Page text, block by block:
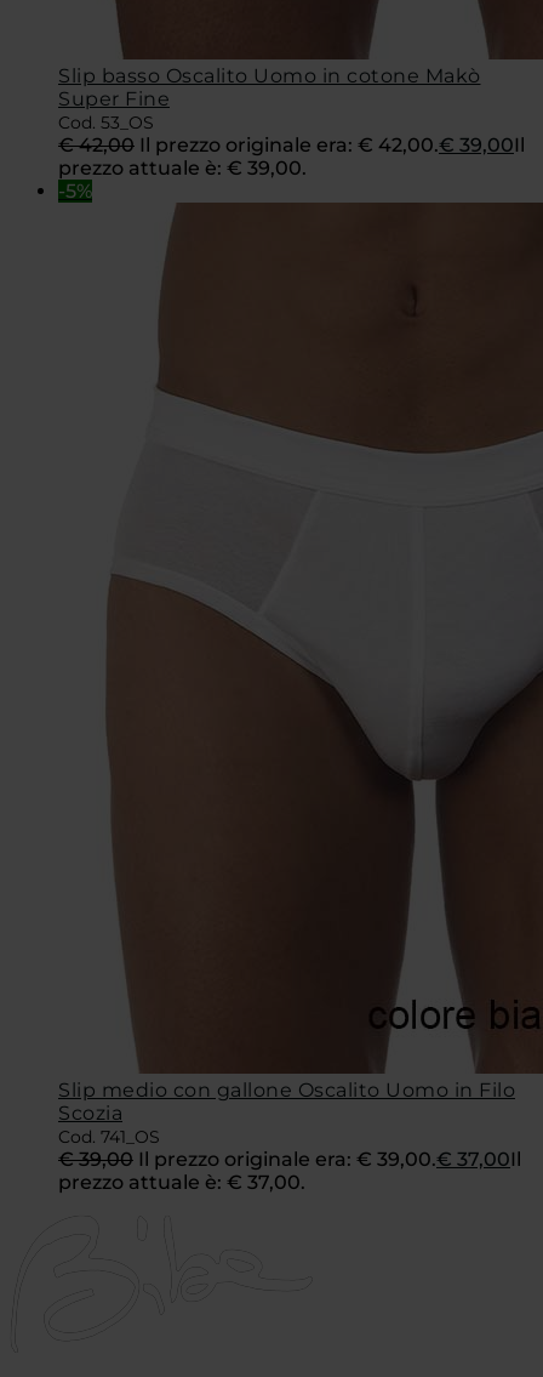
Slip basso Oscalito Uomo in cotone Makò
Super Fine
Cod. 53_OS
€42,00 Il prezzo originale era: € 42,00.€ 39,00Il
prezzo attuale è: € 39,00.
-5%
Slip medio con gallone Oscalito Uomo in Filo
Scozia
Cod. 741_OS
€39,00 Il prezzo originale era: € 39,00.€ 37,00Il
prezzo attuale è: € 37,00.